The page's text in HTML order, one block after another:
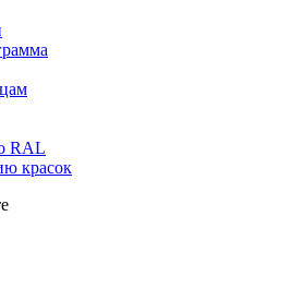
RAL
красок